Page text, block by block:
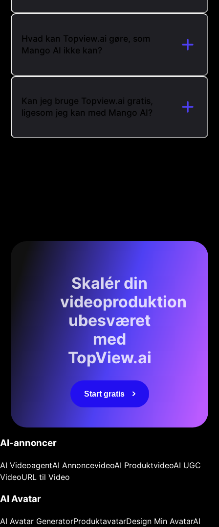
Hvad kan Topview.ai gøre, som
Mango AI ikke kan?
Kan jeg bruge Topview.ai gratis,
ligesom jeg kan med Mango AI?
Skalér din
videoproduktion
ubesværet
med
TopView.ai
Start gratis
AI-annoncer
AI VideoagentAI AnnoncevideoAI ProduktvideoAI UGC
VideoURL til Video
AI Avatar
AI Avatar GeneratorProduktavatarDesign Min AvatarAI